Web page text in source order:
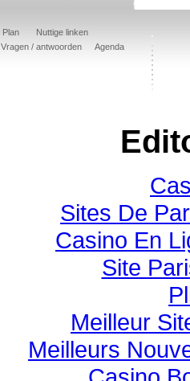
Plan
Nuttige linken
Vragen / antwoorden Agenda
Sites De
Casino En
Site
Meilleur
Meilleurs